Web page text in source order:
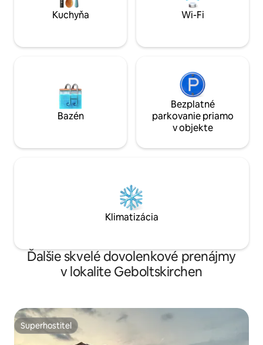
vstupe do budovy).
hľadáte! Sme
Kuchyňa Wi-Fi
Bazén
Bezplatné
parkovanie priamo
v objekte
Klimatizácia
Ďalšie skvelé dovolenkové prenájmy
v lokalite Geboltskirchen
Superhostiteľ
Superhostiteľ